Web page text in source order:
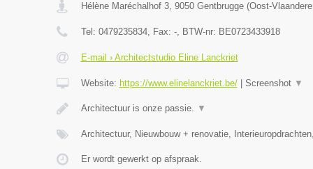
Hélène Maréchalhof 3, 9050 Gentbrugge(Oost-
Tel: 0479235834, Fax: -, BTW-nr: BE0723433918
E-mail › Architectstudio Eline Lanckriet
Website: https://www.elinelanckriet.be/| Screenshot ▼
Architectuur is onze passie. ▼
Architectuur, Nieuwbouw + renovatie,
Er wordt gewerkt op afspraak.